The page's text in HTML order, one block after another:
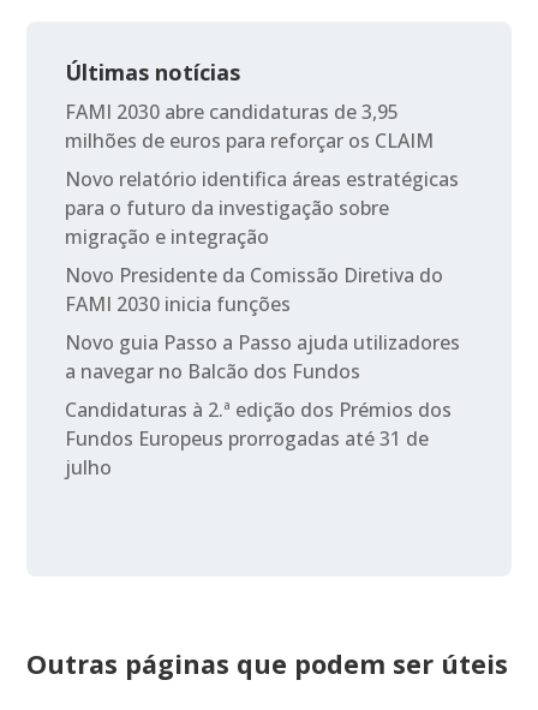
Últimas notícias
FAMI 2030 abre candidaturas de 3,95
milhões de euros para reforçar os CLAIM
Novo relatório identifica áreas estratégicas
para o futuro da investigação sobre
migração e integração
Novo Presidente da Comissão Diretiva do
FAMI 2030 inicia funções
Novo guia Passo a Passo ajuda utilizadores
a navegar no Balcão dos Fundos
Candidaturas à 2.ª edição dos Prémios dos
Fundos Europeus prorrogadas até 31 de
julho
Outras páginas que podem ser úteis